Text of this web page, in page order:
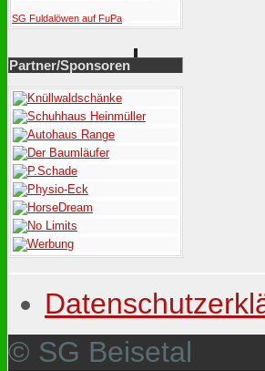
SG Fuldalöwen auf FuPa
Partner/Sponsoren
© SG Beisetal